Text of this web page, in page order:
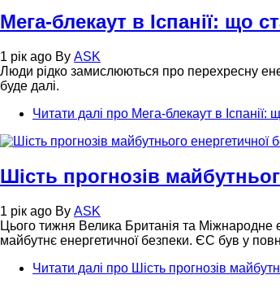
Мега-блекаут в Іспанії: що
1 рік ago By ASK
Люди рідко замислюються про перехресну
буде далі.
Читати далі про Мега-блекаут в Іспанії:
Шість прогнозів
1 рік ago By ASK
Цього тижня Велика Британія та Міжнародне
майбутнє енергетичної безпеки. ЄС був у
Читати далі про Шість прогнозів